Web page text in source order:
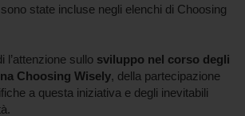
state incluse negli elenchi di Choosing
l’attenzione sullo sviluppo nel corso degli
Choosing Wisely, della partecipazione
a questa iniziativa e degli inevitabili